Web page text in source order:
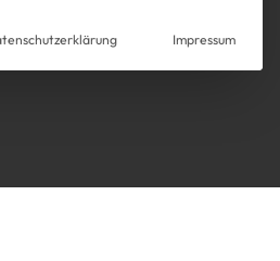
AGB
Impressum